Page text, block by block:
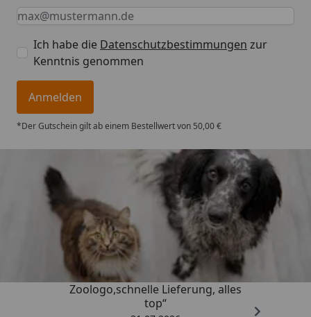
Keine Eingabe erforderlich
Eingabe erforderlich
E-Mail *
Ich habe die Datenschutzbestimmungen zur
Kenntnis genommen
Anmelden
*Der Gutschein gilt ab einem Bestellwert von 50,00 €
Trusted Shops
4,74/ 5
„Gute Erfahrung mit
Zoologo,schnelle Lieferung, alles
top“